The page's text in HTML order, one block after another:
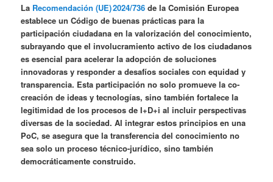
La Recomendación (UE) 2024/736 de la Comisión Europea
establece un Código de buenas prácticas para la
participación ciudadana en la valorización del conocimiento,
subrayando que el involucramiento activo de los ciudadanos
es esencial para acelerar la adopción de soluciones
innovadoras y responder a desafíos sociales con equidad y
transparencia. Esta participación no solo promueve la co-
creación de ideas y tecnologías, sino también fortalece la
legitimidad de los procesos de I+D+i al incluir perspectivas
diversas de la sociedad. Al integrar estos principios en una
PoC, se asegura que la transferencia del conocimiento no
sea solo un proceso técnico-jurídico, sino también
democráticamente construido.